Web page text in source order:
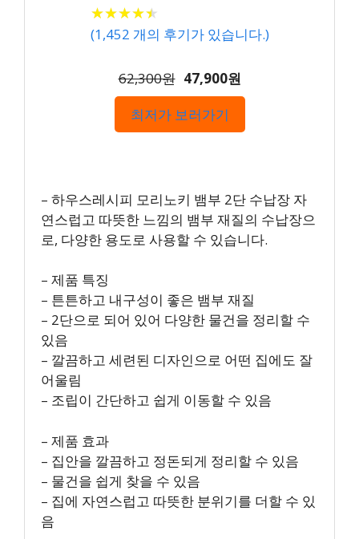
★★★★★
★★★★★
(1,452 개의 후기가 있습니다.)
62,300원 47,900원
최저가 보러가기
– 하우스레시피 모리노키 뱀부 2단 수납장 자
연스럽고 따뜻한 느낌의 뱀부 재질의 수납장으
로, 다양한 용도로 사용할 수 있습니다.
– 제품 특징
– 튼튼하고 내구성이 좋은 뱀부 재질
– 2단으로 되어 있어 다양한 물건을 정리할 수
있음
– 깔끔하고 세련된 디자인으로 어떤 집에도 잘
어울림
– 조립이 간단하고 쉽게 이동할 수 있음
– 제품 효과
– 집안을 깔끔하고 정돈되게 정리할 수 있음
– 물건을 쉽게 찾을 수 있음
– 집에 자연스럽고 따뜻한 분위기를 더할 수 있
음